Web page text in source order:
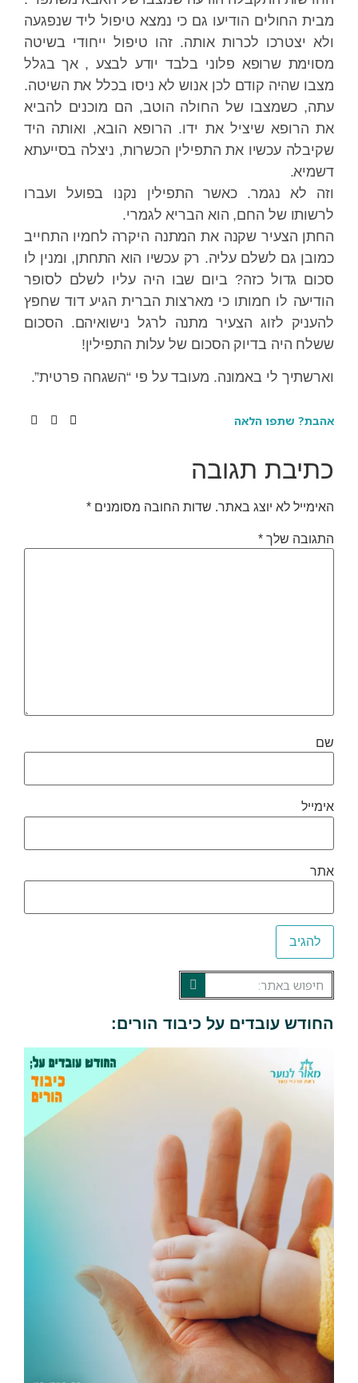
מבית החולים הודיעו גם כי נמצא טיפול ליד שנפגעה
ולא יצטרכו לכרות אותה. זהו טיפול ייחודי בשיטה
מסוימת שרופא פלוני בלבד יודע לבצע , אך בגלל
מצבו שהיה קודם לכן אנוש לא ניסו בכלל את השיטה.
עתה, כשמצבו של החולה הוטב, הם מוכנים להביא
את הרופא שיציל את ידו. הרופא הובא, ואותה היד
שקיבלה עכשיו את התפילין הכשרות, ניצלה בסייעתא
דשמיא.
וזה לא נגמר. כאשר התפילין נקנו בפועל ועברו
לרשותו של החם, הוא הבריא לגמרי.
החתן הצעיר שקנה את המתנה היקרה לחמיו התחייב
כמובן גם לשלם עליה. רק עכשיו הוא התחתן, ומנין לו
סכום גדול כזה? ביום שבו היה עליו לשלם לסופר
הודיעה לו חמותו כי מארצות הברית הגיע דוד שחפץ
להעניק לזוג הצעיר מתנה לרגל נישואיהם. הסכום
ששלח היה בדיוק הסכום של עלות התפילין!
וארשתיך לי באמונה. מעובד על פי “השגחה פרטית”.
אהבת? שתפו הלאה
כתיבת תגובה
האימייל לא יוצג באתר. שדות החובה מסומנים *
התגובה שלך *
שם
אימייל
אתר
החודש עובדים על כיבוד הורים: